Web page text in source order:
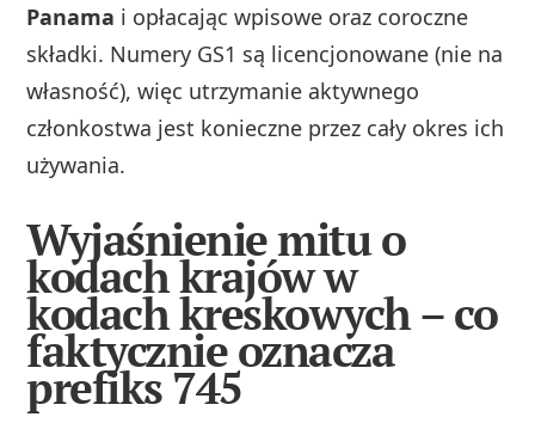
Panama i opłacając wpisowe oraz coroczne
składki. Numery GS1 są licencjonowane (nie na
własność), więc utrzymanie aktywnego
członkostwa jest konieczne przez cały okres ich
używania.
Wyjaśnienie mitu o
kodach krajów w
kodach kreskowych – co
faktycznie oznacza
prefiks 745